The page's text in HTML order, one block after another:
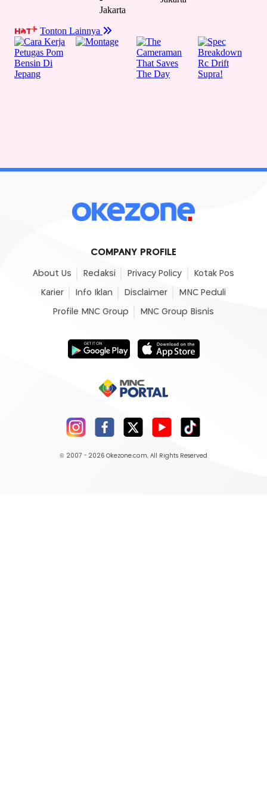
COMPANY PROFILE
About Us Redaksi Privacy Policy Kotak Pos
Karier Info Iklan Disclaimer MNC Peduli
Profile MNC Group MNC Group Bisnis
© 2007 - 2026 Okezone.com, All Rights Reserved